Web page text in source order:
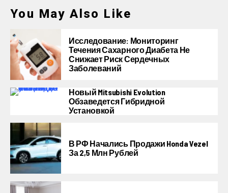
You May Also Like
Исследование: Мониторинг
Течения Сахарного Диабета Не
Снижает Риск Сердечных
Заболеваний
Новый Mitsubishi Evolution
Обзаведется Гибридной
Установкой
В РФ Начались Продажи Honda Vezel
За 2,5 Млн Рублей